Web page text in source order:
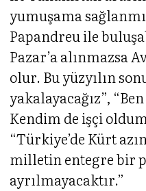
yumuşama
Papandreu ile
Pazar’a alınmazsa
olur. Bu yüzyılın
yakalayacağız”,
Kendim de işçi
“Türkiye’de Kürt
milletin entegre bir
ayrılmayacaktır.”